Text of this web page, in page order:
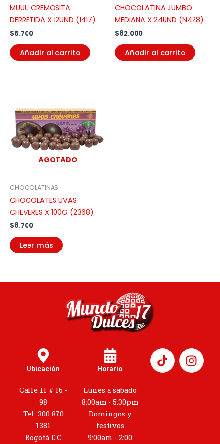
MUUU CREMOSITA
DERRETIDA X 12UND (1417)
$5.700
Añadir al carrito
CHOCOLATINA JUMBO
MEDIANA X 24UND (N428)
$82.000
Añadir al carrito
AGOTADO
CHOCOLATINAS
CHOCOLATES UVAS
CHEVERES X 100G (2368)
$8.700
Leer más
Ubicación
Calle 11 # 16 -
98
Tel: 300 870
1381
Bogotá D.C
Horario
Lunes a sábado
8:00am - 5:30pm
Domingos y
festivos
9:00am - 2:00
I
n
s